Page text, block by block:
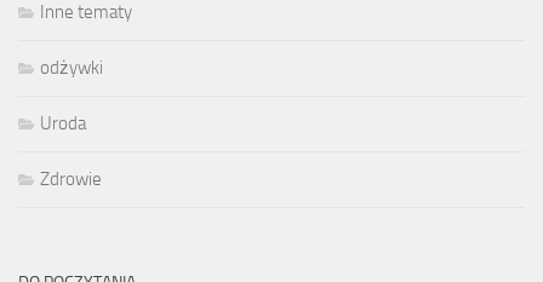
Inne tematy
odżywki
Uroda
Zdrowie